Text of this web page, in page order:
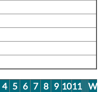
4 5 6 7 8 9 1011 We